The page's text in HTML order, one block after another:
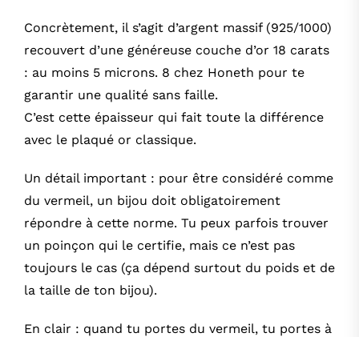
Concrètement, il s’agit d’argent massif (925/1000)
recouvert d’une généreuse couche d’or 18 carats
: au moins 5 microns. 8 chez Honeth pour te
garantir une qualité sans faille.
C’est cette épaisseur qui fait toute la différence
avec le plaqué or classique.
Un détail important : pour être considéré comme
du vermeil, un bijou doit obligatoirement
répondre à cette norme. Tu peux parfois trouver
un poinçon qui le certifie, mais ce n’est pas
toujours le cas (ça dépend surtout du poids et de
la taille de ton bijou).
En clair : quand tu portes du vermeil, tu portes à